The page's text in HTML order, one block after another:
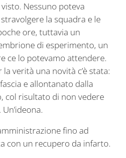
Nessuno poteva
la squadra e le
ore, tuttavia un
di esperimento, un
ce lo potevamo attendere.
verità una novità c’è stata:
e allontanato dalla
col risultato di non vedere
fino ad
con un recupero da infarto.